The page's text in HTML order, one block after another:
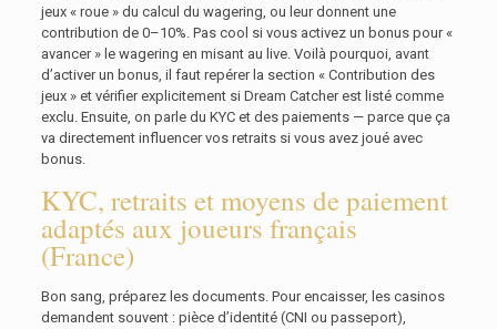
jeux « roue » du calcul du wagering, ou leur donnent une
contribution de 0–10%. Pas cool si vous activez un bonus pour «
avancer » le wagering en misant au live. Voilà pourquoi, avant
d’activer un bonus, il faut repérer la section « Contribution des
jeux » et vérifier explicitement si Dream Catcher est listé comme
exclu. Ensuite, on parle du KYC et des paiements — parce que ça
va directement influencer vos retraits si vous avez joué avec
bonus.
KYC, retraits et moyens de paiement
adaptés aux joueurs français
(France)
Bon sang, préparez les documents. Pour encaisser, les casinos
demandent souvent : pièce d’identité (CNI ou passeport),